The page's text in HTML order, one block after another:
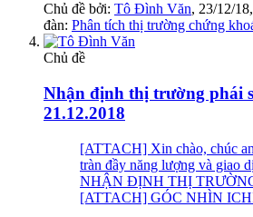
Chủ đề bởi: Tô Đình Văn, 23/12/18
đàn: Phân tích thị trường chứng
Chủ đề
Nhận định thị trường phái
21.12.2018
[ATTACH] Xin chào, chúc
tràn đầy năng lượng và giao
NHẬN ĐỊNH THỊ
[ATTACH] GÓC NHÌN